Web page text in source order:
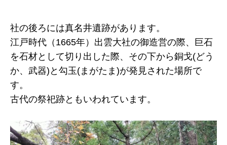
社の後ろには真名井遺跡があります。
江戸時代（1665年）出雲大社の御造営の際、巨石
を石材として切り出した際、その下から銅戈(どう
か、武器)と勾玉(まがたま)が発見された場所で
す。
古代の祭祀跡ともいわれています。